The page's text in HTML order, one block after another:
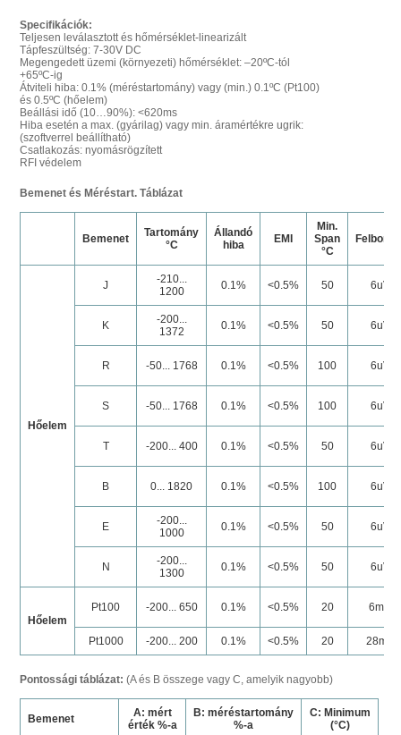
Specifikációk:
Teljesen leválasztott és hőmérséklet-linearizált
Tápfeszültség: 7-30V DC
Megengedett üzemi (környezeti) hőmérséklet: –20ºC-tól
+65ºC-ig
Átviteli hiba: 0.1% (méréstartomány) vagy (min.) 0.1ºC (Pt100)
és 0.5ºC (hőelem)
Beállási idő (10…90%): <620ms
Hiba esetén a max. (gyárilag) vagy min. áramértékre ugrik:
(szoftverrel beállítható)
Csatlakozás: nyomásrögzített
RFI védelem
Bemenet és Méréstart. Táblázat
Bemenet
Tartomány
°C
Állandó
hiba
EMI
Min.
Span
°C
Hőelem
J
-210...
1200
0.1% <0.5% 50 6uV
K
-200...
1372
0.1% <0.5% 50 6uV
R -50... 1768 0.1% <0.5% 100 6uV
S -50... 1768 0.1% <0.5% 100 6uV
T -200... 400 0.1% <0.5% 50 6uV
B 0... 1820 0.1% <0.5% 100 6uV
E
-200...
1000
0.1% <0.5% 50 6uV
N
-200...
1300
0.1% <0.5% 50 6uV
Hőelem
Pt100 -200... 650 0.1% <0.5% 20 6mΩ
Pt1000 -200... 200 0.1% <0.5% 20 28mΩ
Pontossági táblázat: (A és B összege vagy C, amelyik nagyobb)
Bemenet
A: mért
érték %-a
B: méréstartomány
%-a
C: Minimum
(°C)